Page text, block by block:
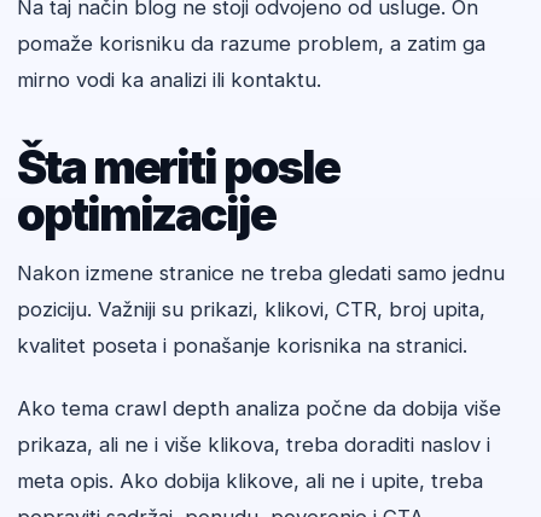
Na taj način blog ne stoji odvojeno od usluge. On
pomaže korisniku da razume problem, a zatim ga
mirno vodi ka analizi ili kontaktu.
Šta meriti posle
optimizacije
Nakon izmene stranice ne treba gledati samo jednu
poziciju. Važniji su prikazi, klikovi, CTR, broj upita,
kvalitet poseta i ponašanje korisnika na stranici.
Ako tema crawl depth analiza počne da dobija više
prikaza, ali ne i više klikova, treba doraditi naslov i
meta opis. Ako dobija klikove, ali ne i upite, treba